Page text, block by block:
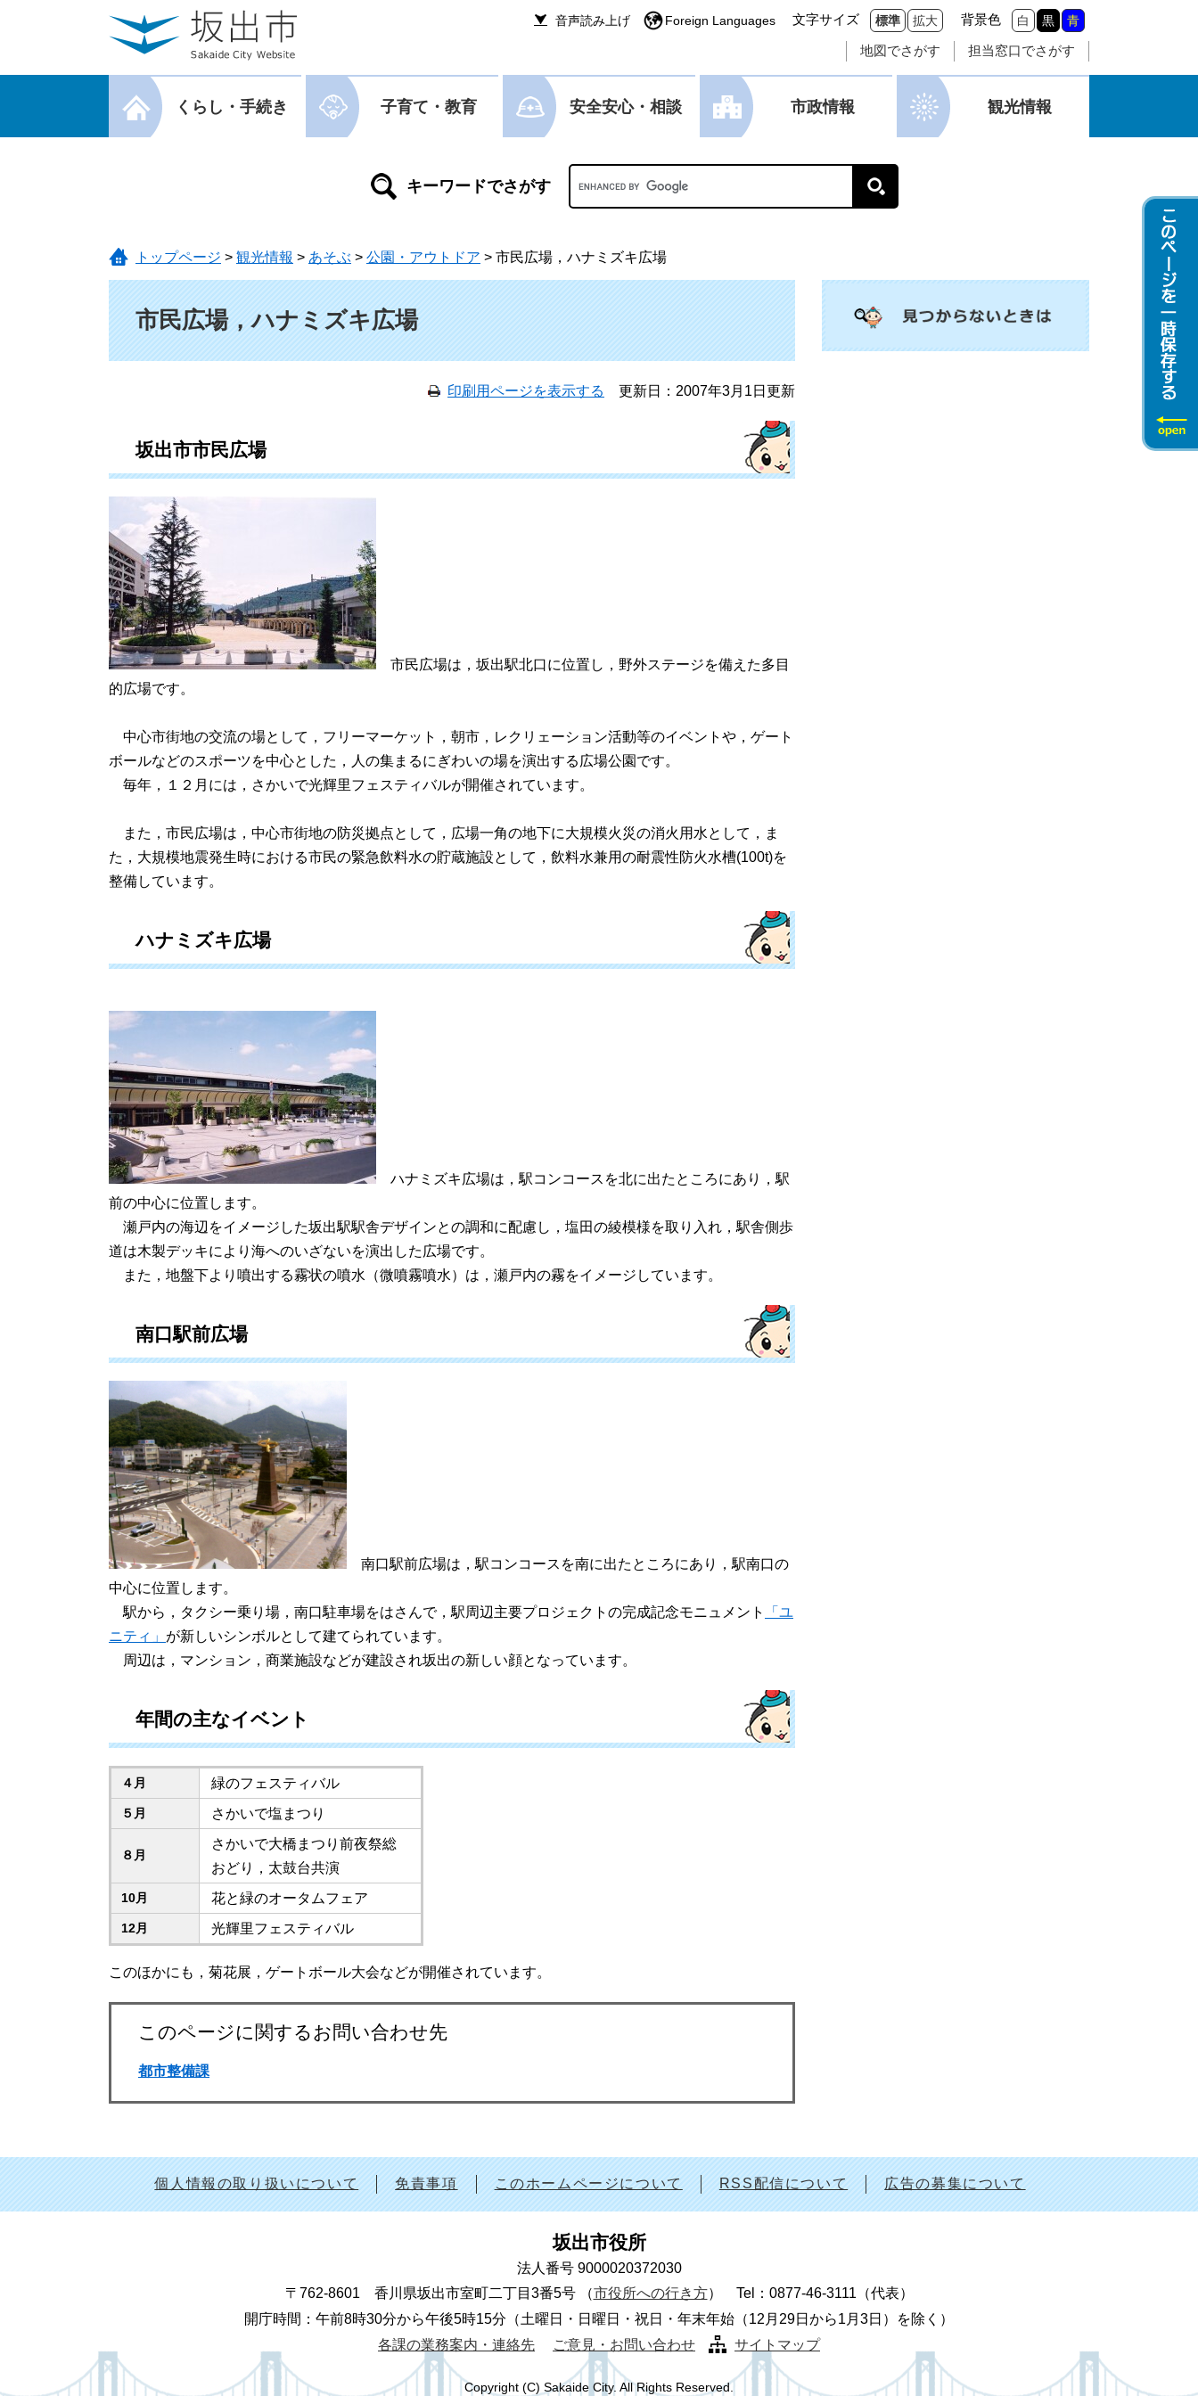
音声読み上げ Foreign Languages 文字サイズ 標準 拡大 背景色 白 黒 青
地図でさがす 担当窓口でさがす
メニューを閉じる
くらし・手続き 子育て・教育 安全安心・相談 市政情報 観光情報
Googleカスタム検索
トップページ > 観光情報 > あそぶ > 公園・アウトドア > 市民広場，ハナミズキ広場
市民広場，ハナミズキ広場
印刷用ページを表示する 更新日：2007年3月1日更新
坂出市市民広場
市民広場は，坂出駅北口に位置し，野外ステージを備えた多目
的広場です。
中心市街地の交流の場として，フリーマーケット，朝市，レクリェーション活動等のイベントや，ゲート
ボールなどのスポーツを中心とした，人の集まるにぎわいの場を演出する広場公園です。
毎年，１２月には，さかいで光輝里フェスティバルが開催されています。
また，市民広場は，中心市街地の防災拠点として，広場一角の地下に大規模火災の消火用水として，ま
た，大規模地震発生時における市民の緊急飲料水の貯蔵施設として，飲料水兼用の耐震性防火水槽(100t)を
整備しています。
ハナミズキ広場
ハナミズキ広場は，駅コンコースを北に出たところにあり，駅
前の中心に位置します。
瀬戸内の海辺をイメージした坂出駅駅舎デザインとの調和に配慮し，塩田の綾模様を取り入れ，駅舎側歩
道は木製デッキにより海へのいざないを演出した広場です。
また，地盤下より噴出する霧状の噴水（微噴霧噴水）は，瀬戸内の霧をイメージしています。
南口駅前広場
南口駅前広場は，駅コンコースを南に出たところにあり，駅南口の
中心に位置します。
駅から，タクシー乗り場，南口駐車場をはさんで，駅周辺主要プロジェクトの完成記念モニュメント
「ユ
ニティ」 が新しいシンボルとして建てられています。
周辺は，マンション，商業施設などが建設され坂出の新しい顔となっています。
年間の主なイベント
４月 緑のフェスティバル
５月 さかいで塩まつり
８月
さかいで大橋まつり前夜祭総
おどり，太鼓台共演
10月 花と緑のオータムフェア
12月 光輝里フェスティバル
このほかにも，菊花展，ゲートボール大会などが開催されています。
このページに関するお問い合わせ先
都市整備課
個人情報の取り扱いについて 免責事項 このホームページについて RSS配信について 広告の募集について
坂出市役所
法人番号 9000020372030
〒762-8601 香川県坂出市室町二丁目3番5号
（市役所への行き方）
Tel：0877-46-3111（代表）
開庁時間：午前8時30分から午後5時15分（土曜日・日曜日・祝日・年末年始（12月29日から1月3日）を除く）
各課の業務案内・連絡先
ご意見・お問い合わせ サイトマップ
Copyright (C) Sakaide City. All Rights Reserved.